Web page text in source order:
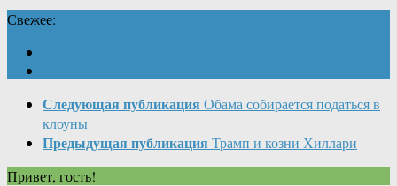
Свежее:
Следующая публикация Обама собирается податься в
клоуны
Предыдущая публикация Трамп и козни Хиллари
Привет, гость!